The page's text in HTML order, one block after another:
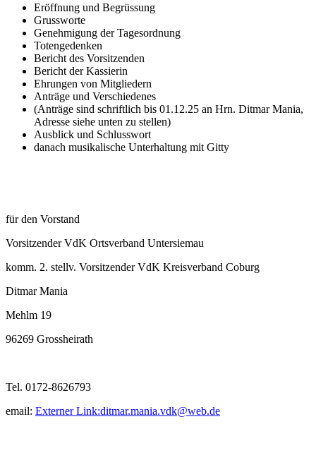
Eröffnung und Begrüssung
Grussworte
Genehmigung der Tagesordnung
Totengedenken
Bericht des Vorsitzenden
Bericht der Kassierin
Ehrungen von Mitgliedern
Anträge und Verschiedenes
(Anträge sind schriftlich bis 01.12.25 an Hrn. Ditmar Mania,
Adresse siehe unten zu stellen)
Ausblick und Schlusswort
danach musikalische Unterhaltung mit Gitty
für den Vorstand
Vorsitzender VdK Ortsverband Untersiemau
komm. 2. stellv. Vorsitzender VdK Kreisverband Coburg
Ditmar Mania
Mehlm 19
96269 Grossheirath
Tel. 0172-8626793
email: Externer Link:ditmar.mania.vdk@web.de